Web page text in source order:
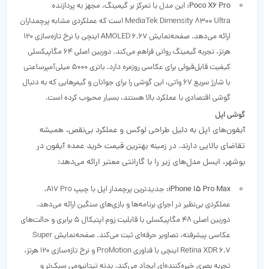
Poco X6 Pro: این مدل با تمرکز بر گیمینگ، مجهز به پردازنده
MediaTek Dimensity 8300 Ultra است که عملکردی مشابه پرچمداران
ارائه می‌دهد. صفحه‌نمایش AMOLED 6.67 اینچی با نرخ تازه‌سازی 120
هرتز، تجربه گیمینگ روانی فراهم می‌کند. دوربین اصلی 64 مگاپیکسلی
کیفیت قابل‌قبولی برای عکاسی روزمره دارد. باتری 5000 میلی‌آمپرساعتی
با شارژ سریع 67 واتی، این گوشی را برای جوانان و گیمرهایی که به دنبال
گوشی اقتصادی با عملکرد بالا هستند، بسیار محبوب کرده است.
گوشی‌ اپل
آیفون‌های اپل به دلیل طراحی لوکس و عملکرد بی‌نقص، همیشه
تقاضای بالایی دارند. در زمینه بهترین قیمت خرید عمده آیفون در
بوشهر، ایسل مدل‌های زیر را با گارانتی معتبر ارائه می‌دهد:
iPhone 15 Pro Max:
جدیدترین پرچمدار اپل با چیپ A17 Pro،
عملکردی بی‌نظیر در اجرای برنامه‌ها و بازی‌های سنگین ارائه می‌دهد.
دوربین اصلی 48 مگاپیکسلی با قابلیت زوم اپتیکال 5 برابری و حالت‌های
عکاسی پیشرفته، تصاویر حرفه‌ای ثبت می‌کند. صفحه‌نمایش Super
Retina XDR 6.7 اینچی با فناوری ProMotion و نرخ تازه‌سازی 120 هرتز،
تجربه بصری خیره‌کننده‌ای ایجاد می‌کند. بدنه تیتانیومی سبک‌تر و